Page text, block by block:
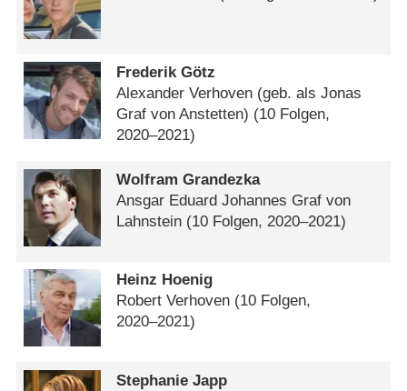
Frederik Götz
Alexander Verhoven (geb. als Jonas
Graf von Anstetten) (10 Folgen,
2020⁠–⁠2021)
Wolfram Grandezka
Ansgar Eduard Johannes Graf von
Lahnstein (10 Folgen, 2020⁠–⁠2021)
Heinz Hoenig
Robert Verhoven (10 Folgen,
2020⁠–⁠2021)
Stephanie Japp